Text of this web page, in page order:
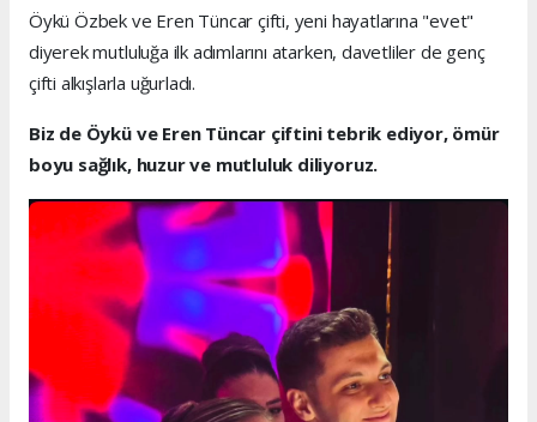
Öykü Özbek ve Eren Tüncar çifti, yeni hayatlarına "evet"
diyerek mutluluğa ilk adımlarını atarken, davetliler de genç
çifti alkışlarla uğurladı.
Biz de Öykü ve Eren Tüncar çiftini tebrik ediyor, ömür
boyu sağlık, huzur ve mutluluk diliyoruz.